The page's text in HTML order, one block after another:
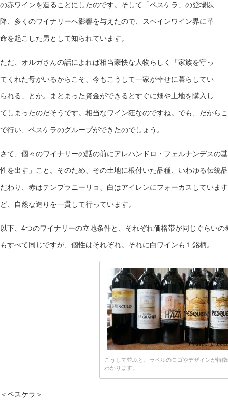
の赤ワインを造ることにしたのです。そして「ペスケラ」の登場以
降、多くのワイナリーへ影響を与えたので、スペインワイン界に革
命を起こした男として知られています。
ただ、オルガさんの話によれば相当豪快な人物らしく「家族を守っ
てくれた母がいるからこそ、今もこうして一家が幸せに暮らしてい
られる」とか。まとまった資金ができるとすぐに畑や土地を購入し
てしまったのだそうです。相当なワイン狂なのですね。でも、だから
で行い、ペスケラのグループができたのでしょう。
さて、個々のワイナリーの話の前にアレハンドロ・フェルナンデス
性を出す」こと。そのため、その土地に根付いた品種、いわゆる伝統
だわり、赤はテンプラニーリョ、白はアイレンにフォーカスしていま
ど、自然な造りを一貫して行っています。
以下、4つのワイナリーの立地条件と、それぞれ価格帯が同じぐらい
もすべて同じですが、個性はそれぞれ。それに白ワインも１銘柄。
こうして並ぶと、ラベルのロゴやデザインが特
わかります。
＜ペスケラ＞